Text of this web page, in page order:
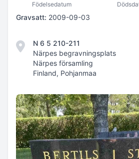
Födelsedatum
Gravsatt: 2009-09-03
N 6 5 210-211
Närpes begravningsplats
Närpes församling
Finland, Pohjanmaa